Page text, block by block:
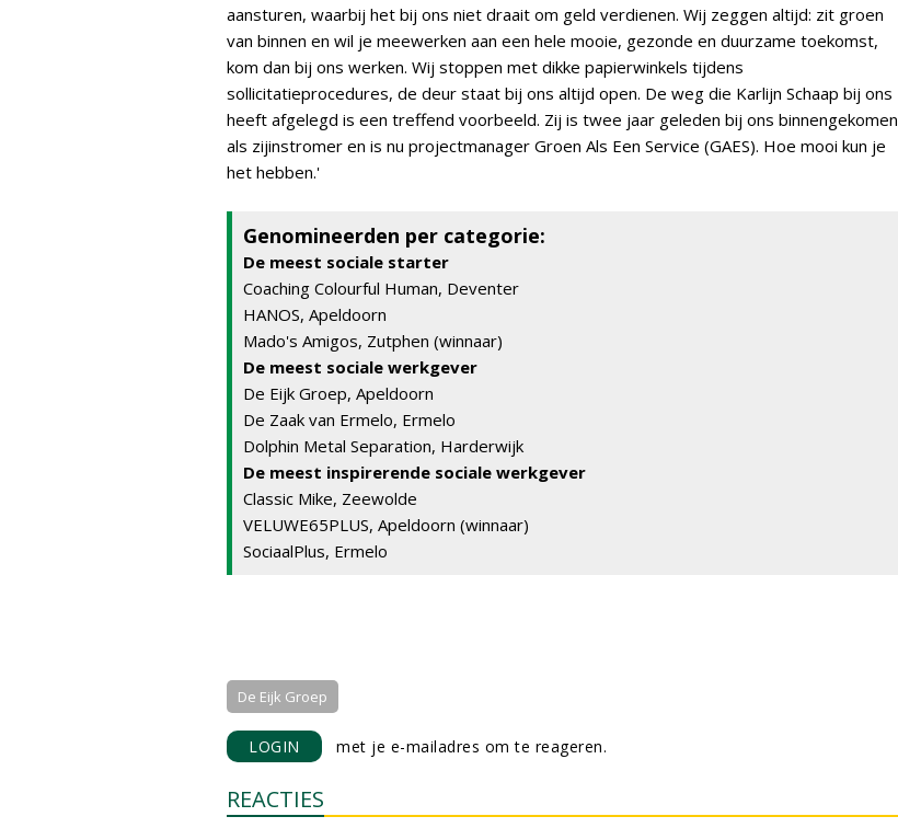
aansturen, waarbij het bij ons niet draait om geld verdienen. Wij zeggen altijd: zit groen
van binnen en wil je meewerken aan een hele mooie, gezonde en duurzame toekomst,
kom dan bij ons werken. Wij stoppen met dikke papierwinkels tijdens
sollicitatieprocedures, de deur staat bij ons altijd open. De weg die Karlijn Schaap bij ons
heeft afgelegd is een treffend voorbeeld. Zij is twee jaar geleden bij ons binnengekomen
als zijinstromer en is nu projectmanager Groen Als Een Service (GAES). Hoe mooi kun je
het hebben.'
Genomineerden per categorie:
De meest sociale starter
Coaching Colourful Human, Deventer
HANOS, Apeldoorn
Mado's Amigos, Zutphen (winnaar)
De meest sociale werkgever
De Eijk Groep, Apeldoorn
De Zaak van Ermelo, Ermelo
Dolphin Metal Separation, Harderwijk
De meest inspirerende sociale werkgever
Classic Mike, Zeewolde
VELUWE65PLUS, Apeldoorn (winnaar)
SociaalPlus, Ermelo
De Eijk Groep
LOGIN met je e-mailadres om te reageren.
REACTIES